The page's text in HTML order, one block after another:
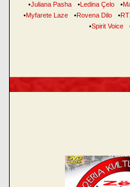
•Juliana Pasha •Ledina Çelo •
•Myfarete Laze •Rovena Dilo •
•Spirit Voice